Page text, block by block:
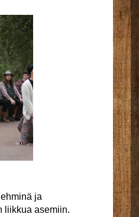
ja
liikkua asemiin.